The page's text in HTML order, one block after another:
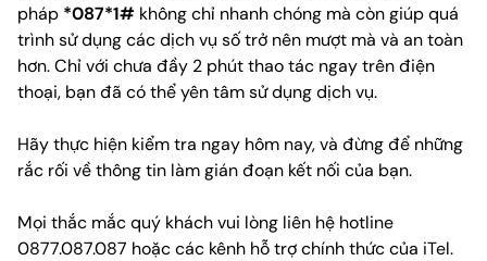
pháp *087*1# không chỉ nhanh chóng mà còn giúp quá
trình sử dụng các dịch vụ số trở nên mượt mà và an toàn
hơn. Chỉ với chưa đầy 2 phút thao tác ngay trên điện
thoại, bạn đã có thể yên tâm sử dụng dịch vụ.
Hãy thực hiện kiểm tra ngay hôm nay, và đừng để những
rắc rối về thông tin làm gián đoạn kết nối của bạn.
Mọi thắc mắc quý khách vui lòng liên hệ hotline
0877.087.087 hoặc các kênh hỗ trợ chính thức của iTel.